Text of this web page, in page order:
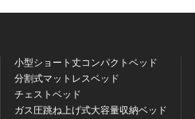
小型ショート丈コンパクトベッド
分割式マットレスベッド
チェストベッド
ガス圧跳ね上げ式大容量収納ベッド